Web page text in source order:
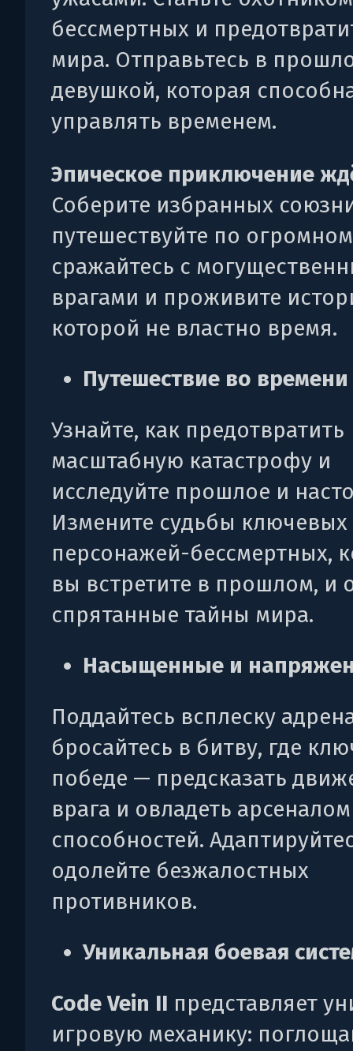
бессмертных и
мира. Отправьтесь в
девушкой, которая
управлять временем.
Эпическое приключение
Соберите избранных
путешествуйте по
сражайтесь с
врагами и проживите
которой не властно время.
Путешествие во времени
Узнайте, как предотвратить
масштабную катастрофу и
исследуйте прошлое и
Измените судьбы ключевых
персонажей-бессмертных,
вы встретите в прошлом, и
спрятанные тайны мира.
Насыщенные и
Поддайтесь всплеску
бросайтесь в битву, где
победе — предсказать
врага и овладеть
способностей.
одолейте безжалостных
противников.
Уникальная боевая
Code Vein II представляет
игровую механику: